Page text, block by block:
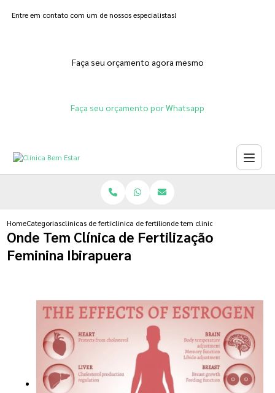
Entre em contato com um de nossos especialistas!
Faça seu orçamento agora mesmo
Faça seu orçamento por Whatsapp
HomeCategoriasclinicas de fertilizacoesclinica de fertilizacao assistidaonde tem clinica de fertilizacao
Onde Tem Clínica de Fertilização
Feminina Ibirapuera